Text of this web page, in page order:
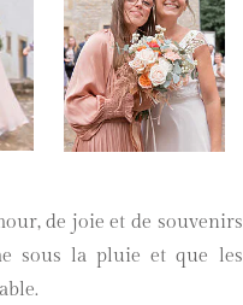
de joie et de souvenirs
sous la pluie et que les